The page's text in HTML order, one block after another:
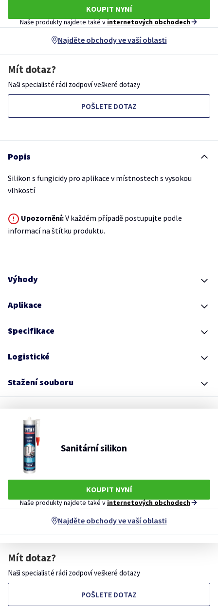
KOUPIT NYNÍ
Naše produkty najdete také vinternetových obchodech
Najděte obchody ve vaší oblasti
Mít dotaz?
Naši specialisté rádi zodpoví veškeré dotazy
POŠLETE DOTAZ
Popis
Silikon s fungicidy pro aplikace v místnostech s vysokou
vlhkostí
Upozornění:V každém případě postupujte podle
informací na štítku produktu.
Výhody
Aplikace
Specifikace
Logistické
Stažení souboru
Sanitární silikon
KOUPIT NYNÍ
Naše produkty najdete také vinternetových obchodech
Najděte obchody ve vaší oblasti
Mít dotaz?
Naši specialisté rádi zodpoví veškeré dotazy
POŠLETE DOTAZ